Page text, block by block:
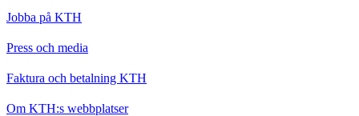
Jobba på KTH
Press och media
Faktura och betalning KTH
Om KTH:s webbplatser